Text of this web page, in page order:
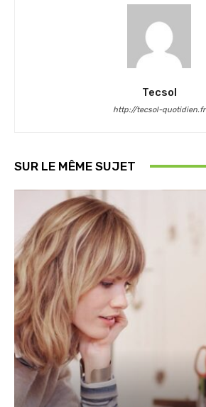
Tecsol
http://tecsol-quotidien.fr
SUR LE MÊME SUJET